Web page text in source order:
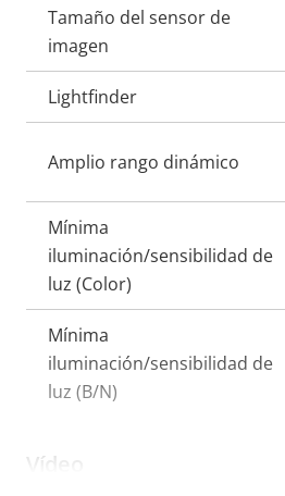
propiedad
propiedad
Tamaño del sensor de
imagen
Lightfinder
Amplio rango dinámico
Mínima
iluminación/sensibilidad de
luz (Color)
Mínima
iluminación/sensibilidad de
luz (B/N)
Vídeo